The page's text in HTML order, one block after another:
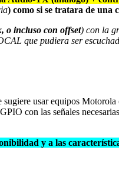
) como si se tratara de
o incluso con offset) con la
que pudiera ser
sugiere usar equipos
con las señales
y a las